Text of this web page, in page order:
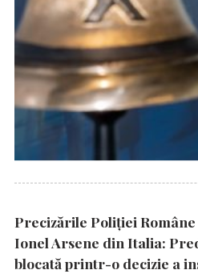
Precizările Poliţiei
Ionel Arsene din Italia:
blocată printr-o decizie a